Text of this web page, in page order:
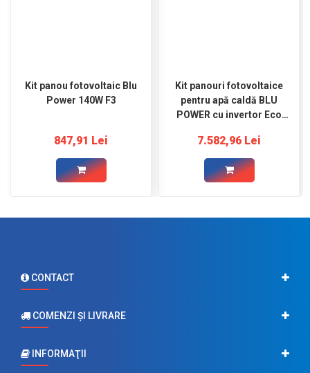
Kit panou fotovoltaic Blu
Power 140W F3
847,91 Lei
Kit panouri fotovoltaice
pentru apă caldă BLU
POWER cu invertor Eco
7.582,96 Lei
CONTACT
COMENZI ŞI LIVRARE
INFORMAŢII